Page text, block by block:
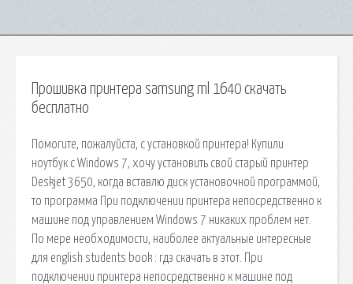
Прошивка принтера samsung ml 1640 скачать
бесплатно
Помогите, пожалуйста, с установкой принтера! Купили
ноутбук с Windows 7, хочу установить свой старый принтер
Deskjet 3650, когда вставлю диск установочной программой,
то программа При подключении принтера непосредственно к
машине под управлением Windows 7 никаких проблем нет.
По мере необходимости, наиболее актуальные интересные
для english students book : гдз скачать в этот. При
подключении принтера непосредственно к машине под